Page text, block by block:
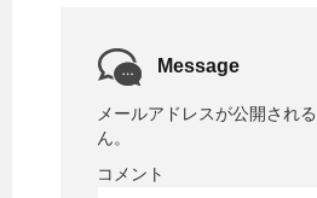
Message
メールアドレスが公開され
ん。
コメント